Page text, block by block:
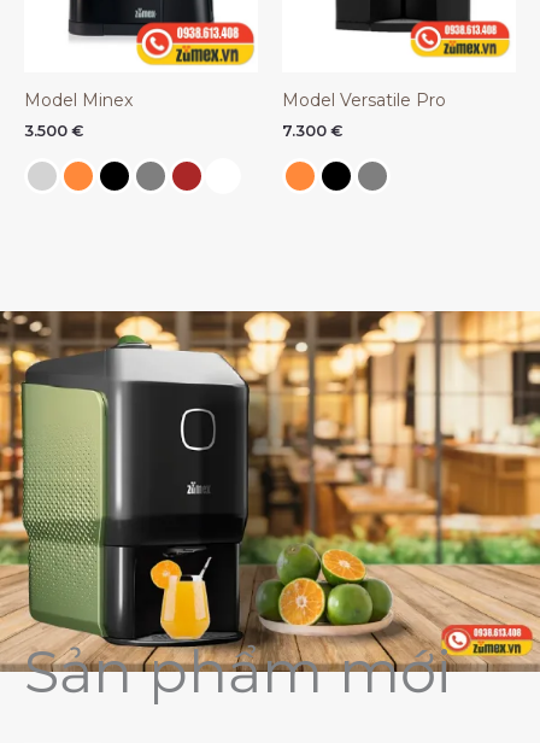
Model Minex
3.500 €
Model Versatile Pro
7.300 €
Sản phẩm mới